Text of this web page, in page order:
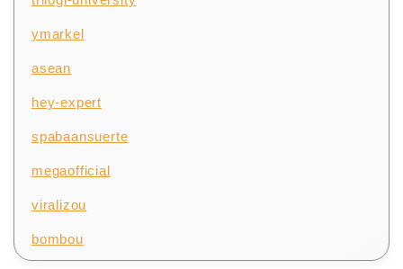
ymarkel
asean
hey-expert
spabaansuerte
megaofficial
viralizou
bombou